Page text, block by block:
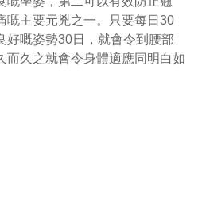
嘅主要元兇之一。只要每日30
好嘅姿勢30日，就會令到腰部
而久之就會令身體適應同明白如